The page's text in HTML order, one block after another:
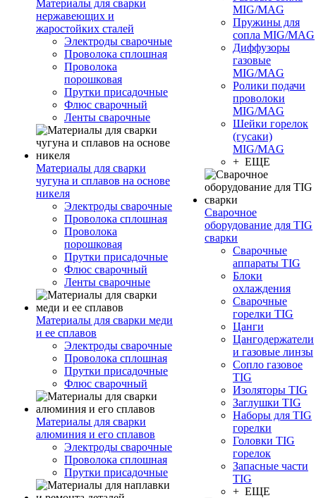
Материалы для сварки
нержавеющих и
жаростойких сталей
Электроды сварочные
Проволока сплошная
Проволока
порошковая
Прутки присадочные
Флюс сварочный
Ленты сварочные
Материалы для сварки
чугуна и сплавов на основе
никеля
Электроды сварочные
Проволока сплошная
Проволока
порошковая
Прутки присадочные
Флюс сварочный
Ленты сварочные
Материалы для сварки меди
и ее сплавов
Электроды сварочные
Проволока сплошная
Прутки присадочные
Флюс сварочный
Материалы для сварки
алюминия и его сплавов
Электроды сварочные
Проволока сплошная
Прутки присадочные
MIG/MAG
Пружины для
сопла MIG/MAG
Диффузоры
газовые
MIG/MAG
Ролики подачи
проволоки
MIG/MAG
Шейки горелок
(гусаки)
MIG/MAG
+ ЕЩЕ
Сварочное
оборудование для TIG
сварки
Сварочные
аппараты TIG
Блоки
охлаждения
Сварочные
горелки TIG
Цанги
Цангодержатели
и газовые линзы
Сопло газовое
TIG
Изоляторы TIG
Заглушки TIG
Наборы для TIG
горелки
Головки TIG
горелок
Запасные части
TIG
+ ЕЩЕ